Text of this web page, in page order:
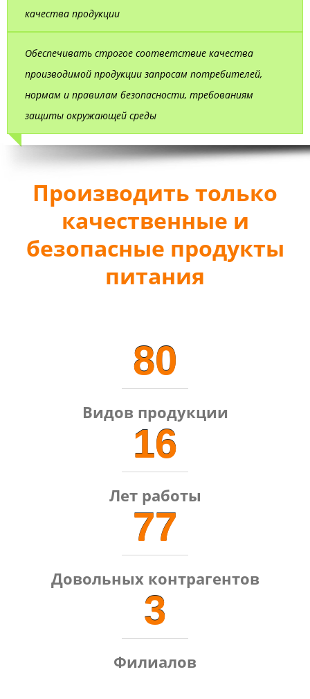
качества продукции
Обеспечивать строгое соответствие качества
производимой продукции запросам потребителей,
нормам и правилам безопасности, требованиям
защиты окружающей среды
Производить только
качественные и
безопасные продукты
питания
80
Видов продукции
16
Лет работы
77
Довольных контрагентов
3
Филиалов